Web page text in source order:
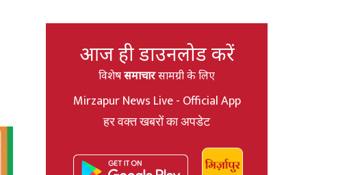
आज ही डाउनलोड करें
विशेषसमाचारसामग्री के लिए
Mirzapur News Live - Official App
हर वक्त खबरों का अपडेट